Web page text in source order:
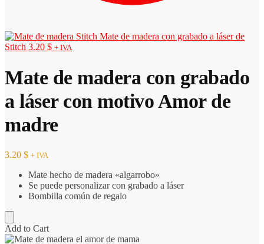
Mate de madera con grabado a láser de
Stitch 3.20 $ + IVA
Mate de madera con grabado
a láser con motivo Amor de
madre
3.20 $ + IVA
Mate hecho de madera «algarrobo»
Se puede personalizar con grabado a láser
Bombilla común de regalo
Add to Cart